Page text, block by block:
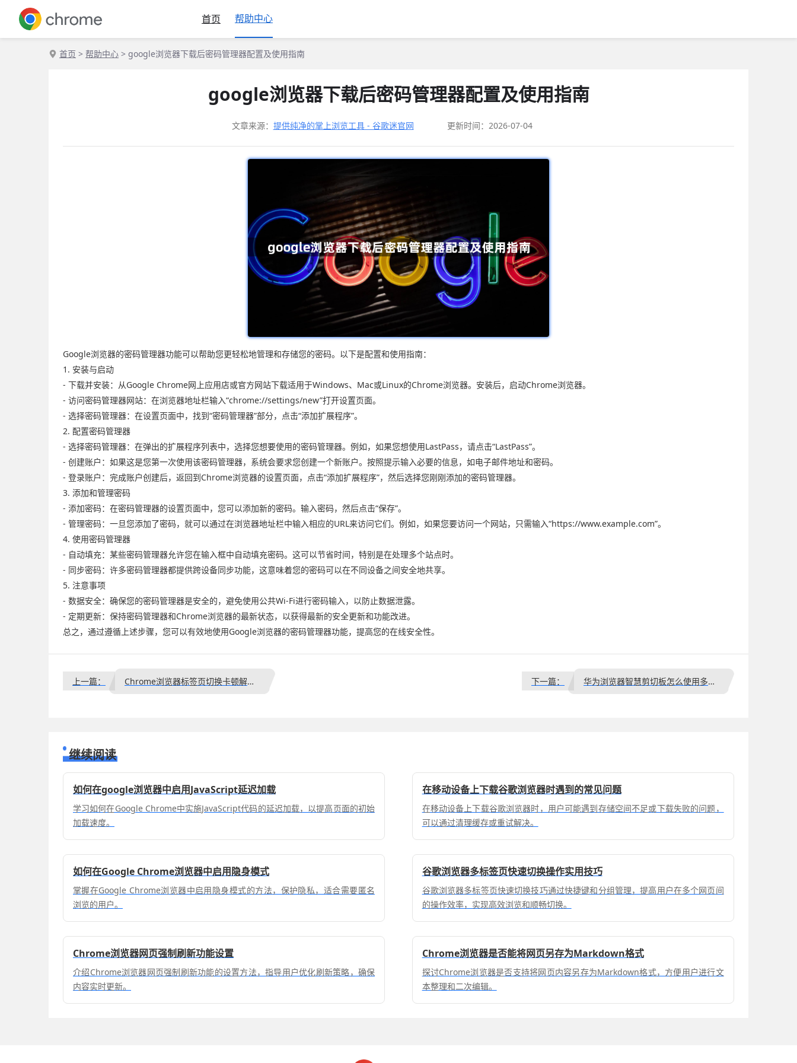
首页 帮助中心
首页 > 帮助中心 > google浏览器下载后密码管理器配置及使用指南
google浏览器下载后密码管理器配置及使用指南
文章来源： 提供纯净的掌上浏览工具 - 谷歌迷官网 更新时间：2026-07-04
Google浏览器的密码管理器功能可以帮助您更轻松地管理和存储您的密码。以下是配置和使用指南：
1. 安装与启动
- 下载并安装：从Google Chrome网上应用店或官方网站下载适用于Windows、Mac或Linux的Chrome浏览器。安装后，启动Chrome浏览器。
- 访问密码管理器网站：在浏览器地址栏输入“chrome://settings/new”打开设置页面。
- 选择密码管理器：在设置页面中，找到“密码管理器”部分，点击“添加扩展程序”。
2. 配置密码管理器
- 选择密码管理器：在弹出的扩展程序列表中，选择您想要使用的密码管理器。例如，如果您想使用LastPass，请点击“LastPass”。
- 创建账户：如果这是您第一次使用该密码管理器，系统会要求您创建一个新账户。按照提示输入必要的信息，如电子邮件地址和密码。
- 登录账户：完成账户创建后，返回到Chrome浏览器的设置页面，点击“添加扩展程序”，然后选择您刚刚添加的密码管理器。
3. 添加和管理密码
- 添加密码：在密码管理器的设置页面中，您可以添加新的密码。输入密码，然后点击“保存”。
- 管理密码：一旦您添加了密码，就可以通过在浏览器地址栏中输入相应的URL来访问它们。例如，如果您要访问一个网站，只需输入“https://www.example.com”。
4. 使用密码管理器
- 自动填充：某些密码管理器允许您在输入框中自动填充密码。这可以节省时间，特别是在处理多个站点时。
- 同步密码：许多密码管理器都提供跨设备同步功能，这意味着您的密码可以在不同设备之间安全地共享。
5. 注意事项
- 数据安全：确保您的密码管理器是安全的，避免使用公共Wi-Fi进行密码输入，以防止数据泄露。
- 定期更新：保持密码管理器和Chrome浏览器的最新状态，以获得最新的安全更新和功能改进。
总之，通过遵循上述步骤，您可以有效地使用Google浏览器的密码管理器功能，提高您的在线安全性。
上一篇： Chrome浏览器标签页切换卡顿解决办法 下一篇： 华为浏览器智慧剪切板怎么使用多端复制粘贴更方便
继续阅读
如何在google浏览器中启用JavaScript延迟加载
学习如何在Google Chrome中实施JavaScript代码的延迟加载，以提高页面的初始
加载速度。
在移动设备上下载谷歌浏览器时遇到的常见问题
在移动设备上下载谷歌浏览器时，用户可能遇到存储空间不足或下载失败的问题，
可以通过清理缓存或重试解决。
如何在Google Chrome浏览器中启用隐身模式
掌握在Google Chrome浏览器中启用隐身模式的方法，保护隐私，适合需要匿名
浏览的用户。
谷歌浏览器多标签页快速切换操作实用技巧
谷歌浏览器多标签页快速切换技巧通过快捷键和分组管理，提高用户在多个网页间
的操作效率，实现高效浏览和顺畅切换。
Chrome浏览器网页强制刷新功能设置
介绍Chrome浏览器网页强制刷新功能的设置方法，指导用户优化刷新策略，确保
内容实时更新。
Chrome浏览器是否能将网页另存为Markdown格式
探讨Chrome浏览器是否支持将网页内容另存为Markdown格式，方便用户进行文
本整理和二次编辑。